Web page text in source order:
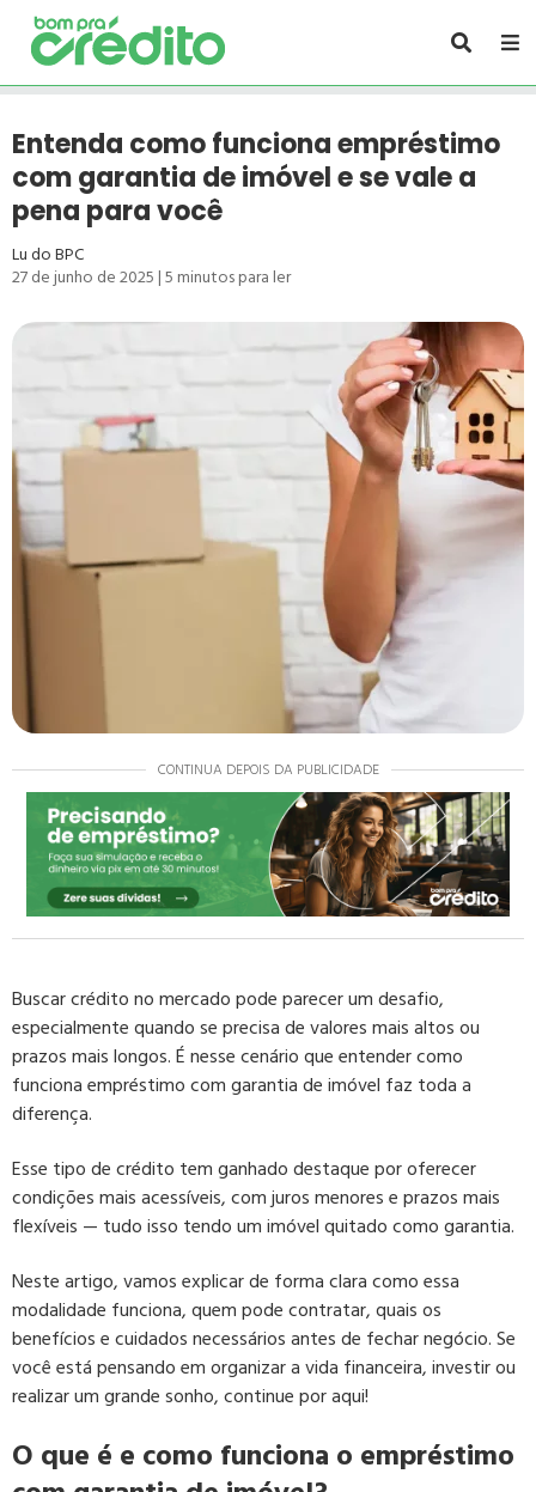
Entenda como funciona empréstimo
com garantia de imóvel e se vale a
pena para você
Lu do BPC
27 de junho de 2025|5minutos para ler
CONTINUA DEPOIS DA PUBLICIDADE
Buscar crédito no mercado pode parecer um desafio,
especialmente quando se precisa de valores mais altos ou
prazos mais longos. É nesse cenário que entender como
funciona empréstimo com garantia de imóvel faz toda a
diferença.
Esse tipo de crédito tem ganhado destaque por oferecer
condições mais acessíveis, com juros menores e prazos mais
flexíveis — tudo isso tendo um imóvel quitado como garantia.
Neste artigo, vamos explicar de forma clara como essa
modalidade funciona, quem pode contratar, quais os
benefícios e cuidados necessários antes de fechar negócio. Se
você está pensando em organizar a vida financeira, investir ou
realizar um grande sonho, continue por aqui!
O que é e como funciona o empréstimo